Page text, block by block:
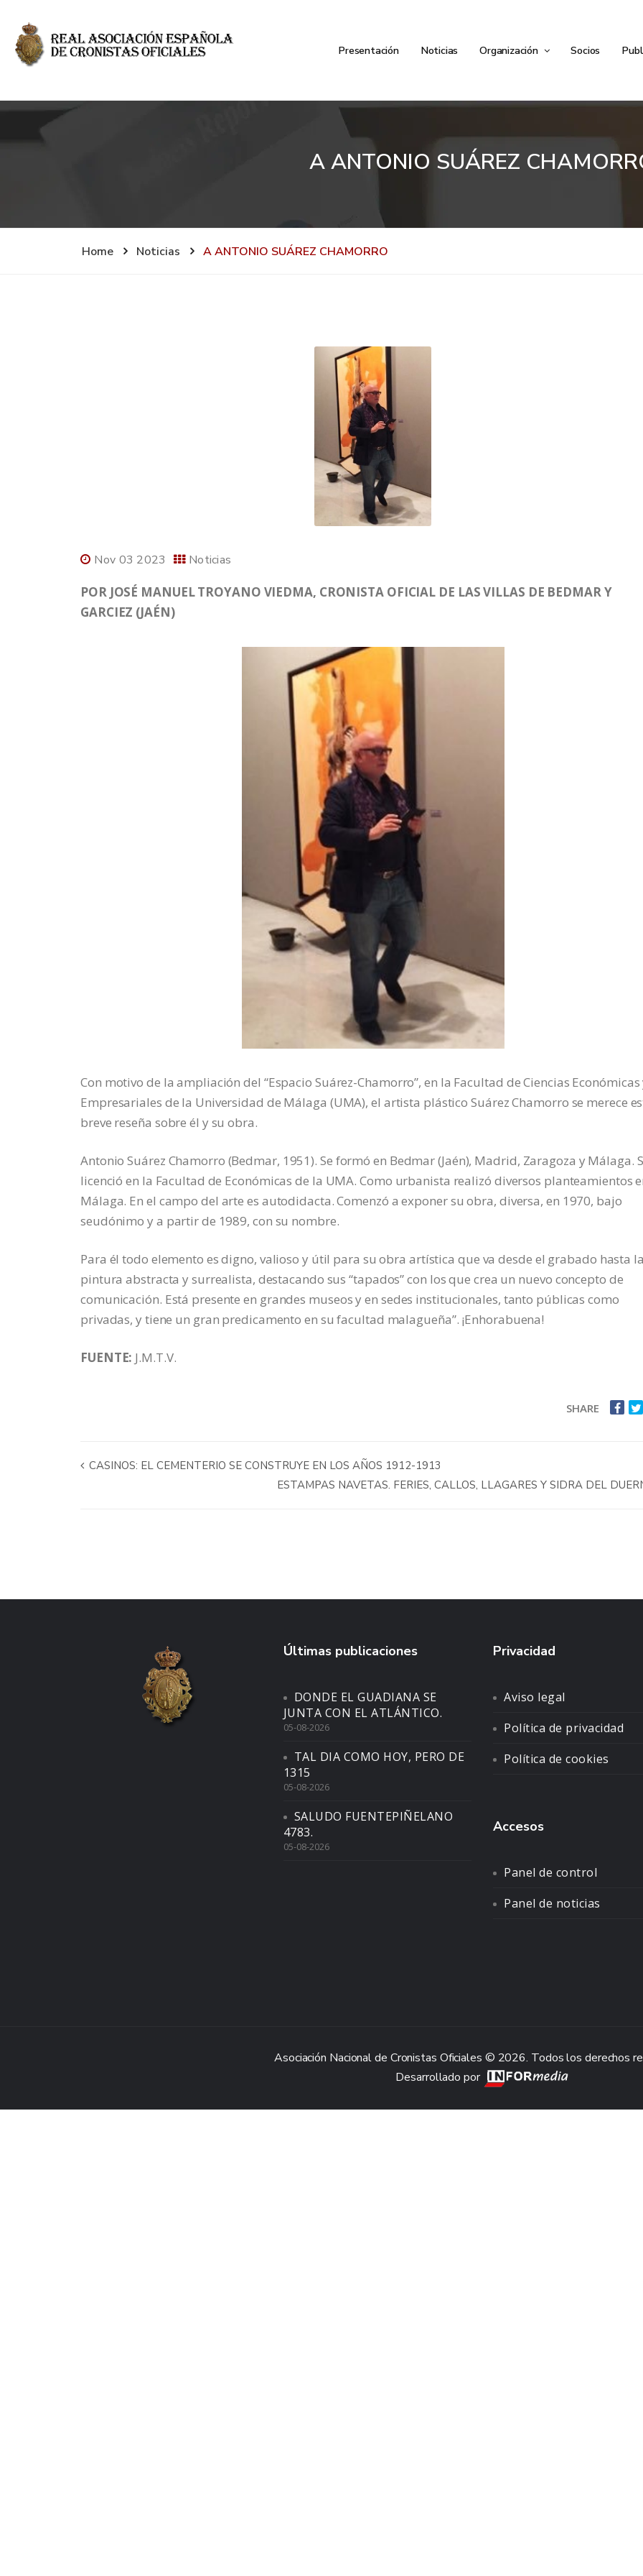
Presentación Noticias Organización Socios
A ANTONIO SUÁREZ
Home Noticias A ANTONIO SUÁREZ CHAMORRO
Nov 03 2023 Noticias
POR JOSÉ MANUEL TROYANO VIEDMA, CRONISTA OFICIAL DE LAS VILLAS DE BEDMAR Y
GARCIEZ (JAÉN)
Con motivo de la ampliación del “Espacio Suárez-Chamorro”, en la Facultad de Ciencias Económicas
Empresariales de la Universidad de Málaga (UMA), el artista plástico Suárez Chamorro se merece
breve reseña sobre él y su obra.
Antonio Suárez Chamorro (Bedmar, 1951). Se formó en Bedmar (Jaén), Madrid, Zaragoza y Málaga.
licenció en la Facultad de Económicas de la UMA. Como urbanista realizó diversos planteamientos
Málaga. En el campo del arte es autodidacta. Comenzó a exponer su obra, diversa, en 1970, bajo
seudónimo y a partir de 1989, con su nombre.
Para él todo elemento es digno, valioso y útil para su obra artística que va desde el grabado hasta
pintura abstracta y surrealista, destacando sus “tapados” con los que crea un nuevo concepto de
comunicación. Está presente en grandes museos y en sedes institucionales, tanto públicas como
privadas, y tiene un gran predicamento en su facultad malagueña”. ¡Enhorabuena!
FUENTE: J.M.T.V.
SHARE
CASINOS: EL CEMENTERIO SE CONSTRUYE EN LOS AÑOS 1912-1913
ESTAMPAS NAVETAS. FERIES, CALLOS, LLAGARES Y SIDRA DEL
Últimas publicaciones
DONDE EL GUADIANA SE
JUNTA CON EL ATLÁNTICO.
05-08-2026
TAL DIA COMO HOY, PERO DE
1315
05-08-2026
SALUDO FUENTEPIÑELANO
4783.
05-08-2026
Privacidad
Aviso legal
Política de privacidad
Política de cookies
Accesos
Panel de control
Panel de noticias
Asociación Nacional de Cronistas Oficiales © 2026. Todos los derechos
Desarrollado por